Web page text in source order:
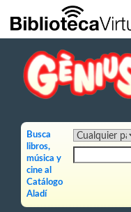
Saltar al contenido principal
Busca
libros,
música y
cine al
Catálogo
Aladí